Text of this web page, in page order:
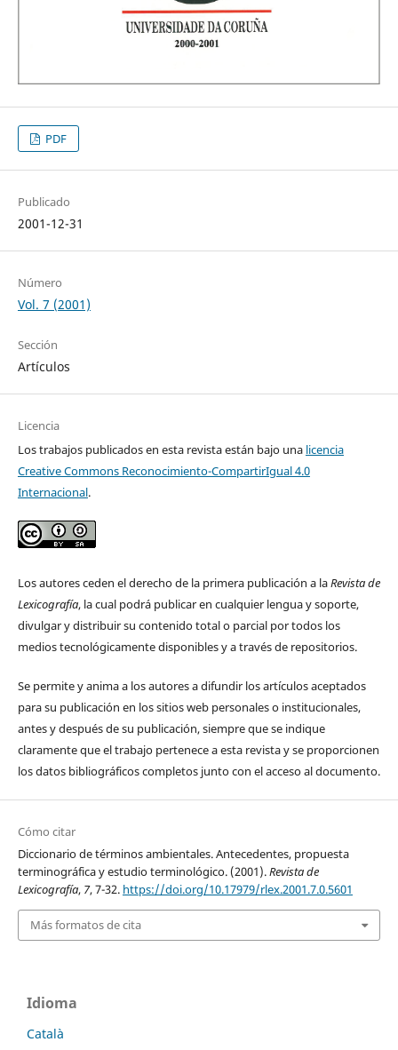
PDF
Publicado
2001-12-31
Número
Vol. 7 (2001)
Sección
Artículos
Licencia
Los trabajos publicados en esta revista están bajo una licencia
Creative Commons Reconocimiento-CompartirIgual 4.0
Internacional.
Los autores ceden el derecho de la primera publicación a laRevista de
Lexicografía, la cual podrá publicar en cualquier lengua y soporte,
divulgar y distribuir su contenido total o parcial por todos los
medios tecnológicamente disponibles y a través de repositorios.
Se permite y anima a los autores a difundir los artículos aceptados
para su publicación en los sitios web personales o institucionales,
antes y después de su publicación, siempre que se indique
claramente que el trabajo pertenece a esta revista y se proporcionen
los datos bibliográficos completos junto con el acceso al documento.
Cómo citar
Diccionario de términos ambientales. Antecedentes, propuesta
terminográfica y estudio terminológico. (2001).Revista de
Lexicografía, 7, 7-32. https://doi.org/10.17979/rlex.2001.7.0.5601
Más formatos de cita
Idioma
Català